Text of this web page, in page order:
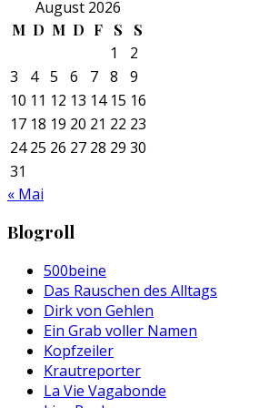
August 2026
M D M D F S S
1
2
3
4 5 6 7 8
9
10 11 12 13 14 15 16
17 18 19 20 21 22 23
24 25 26 27 28 29 30
31
« Mai
Blogroll
500beine
Das Rauschen des Alltags
Dirk von Gehlen
Ein Grab voller Namen
Kopfzeiler
Krautreporter
La Vie Vagabonde